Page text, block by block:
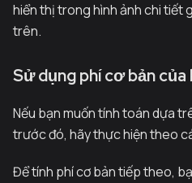
hiển thị trong hình ảnh chi tiết
trên.
Sử dụng phí cơ bản
Nếu bạn muốn tính toán dựa
trước đó, hãy thực hiện theo
Để tính phí cơ bản tiếp theo,